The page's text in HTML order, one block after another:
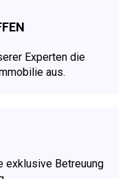
Experten die
aus.
exklusive Betreuung